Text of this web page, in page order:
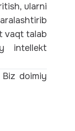
ularni
vaqt talab
intellekt
doimiy